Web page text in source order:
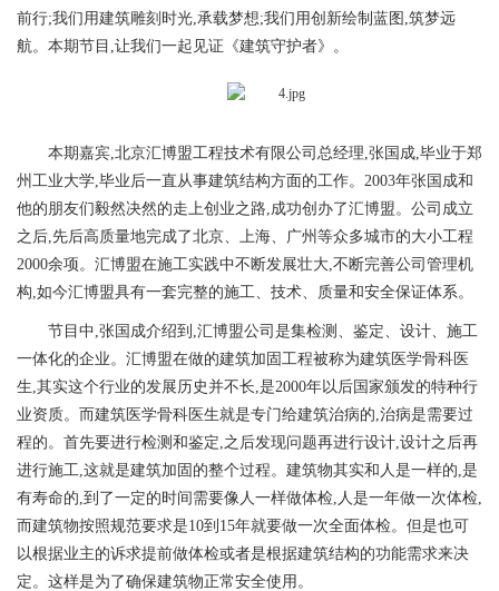
前行;我们用建筑雕刻时光,承载梦想;我们用创新绘制蓝图,筑梦远
航。本期节目,让我们一起见证《建筑守护者》。
本期嘉宾,北京汇博盟工程技术有限公司总经理,张国成,毕业于郑
州工业大学,毕业后一直从事建筑结构方面的工作。2003年张国成和
他的朋友们毅然决然的走上创业之路,成功创办了汇博盟。公司成立
之后,先后高质量地完成了北京、上海、广州等众多城市的大小工程
2000余项。汇博盟在施工实践中不断发展壮大,不断完善公司管理机
构,如今汇博盟具有一套完整的施工、技术、质量和安全保证体系。
节目中,张国成介绍到,汇博盟公司是集检测、鉴定、设计、施工
一体化的企业。汇博盟在做的建筑加固工程被称为建筑医学骨科医
生,其实这个行业的发展历史并不长,是2000年以后国家颁发的特种行
业资质。而建筑医学骨科医生就是专门给建筑治病的,治病是需要过
程的。首先要进行检测和鉴定,之后发现问题再进行设计,设计之后再
进行施工,这就是建筑加固的整个过程。建筑物其实和人是一样的,是
有寿命的,到了一定的时间需要像人一样做体检,人是一年做一次体检,
而建筑物按照规范要求是10到15年就要做一次全面体检。但是也可
以根据业主的诉求提前做体检或者是根据建筑结构的功能需求来决
定。这样是为了确保建筑物正常安全使用。